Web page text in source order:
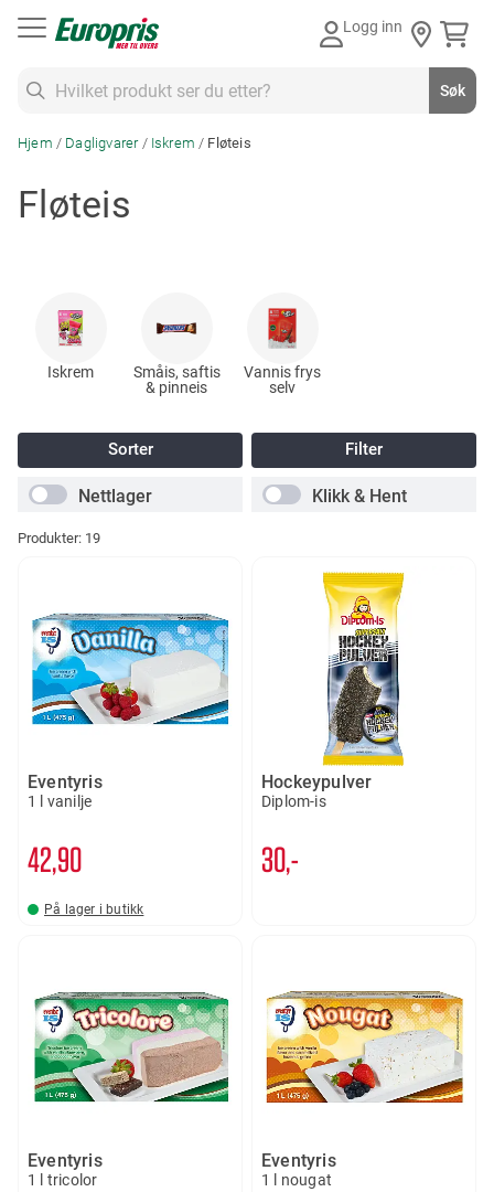
Logg inn
Søk
Hjem Dagligvarer Iskrem Fløteis
Fløteis
Iskrem
Småis, saftis
& pinneis
Vannis frys
selv
Nettlager Klikk & Hent
Produkter: 19
Eventyris
1 l vanilje
42 90
På lager i butikk
Hockeypulver
Diplom-is
30,-
Eventyris
1 l tricolor
Eventyris
1 l nougat
Filter
Sorter